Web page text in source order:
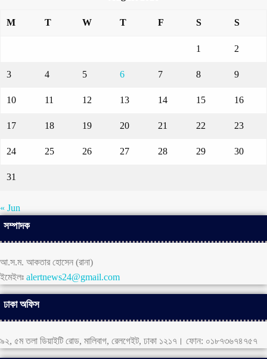
M T W T F S S
1 2
3 4 5 6 7 8 9
10 11 12 13 14 15 16
17 18 19 20 21 22 23
24 25 26 27 28 29 30
31
« Jun
সম্পাদক
আ.স.ম. আকতার হোসেন (রানা)
ইমেইলঃ alertnews24@gmail.com
ঢাকা অফিস
৯২, ৫ম তলা ডিয়াইটি রোড, মালিবাগ, রেলগেইট, ঢাকা ১২১৭। ফোন: ০১৮৭৩৬৭৪৭৫৭